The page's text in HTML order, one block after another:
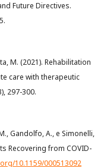
Future Directives.
M. (2021). Rehabilitation
care with therapeutic
297-300.
Gandolfo, A., e Simonelli,
Recovering from COVID-
10.1159/000513092